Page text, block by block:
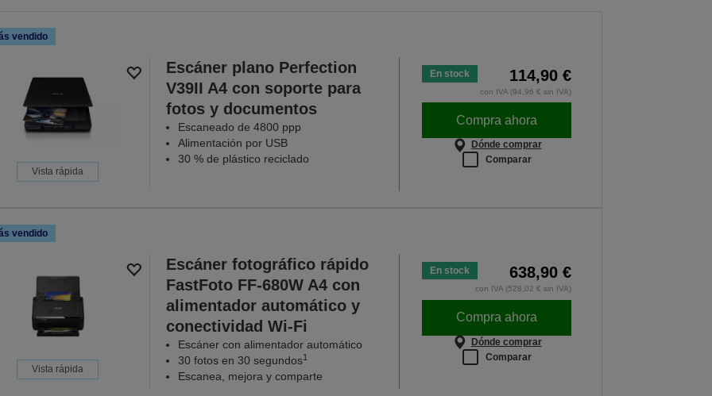
página
vendido
Vista rápida
Escáner plano Perfection
V39II A4 con soporte para
fotos y documentos
Escaneado de 4800 ppp
Alimentación por USB
30 % de plástico reciclado
En stock 114,90 €
con IVA (94,96 € sin IVA)
Compra ahora
Dónde comprar
Comparar
vendido
Vista rápida
Escáner fotográfico rápido
FastFoto FF-680W A4 con
alimentador automático y
conectividad Wi-Fi
Escáner con alimentador automático
30 fotos en 30 segundos1
Escanea, mejora y comparte
En stock 638,90 €
con IVA (528,02 € sin IVA)
Compra ahora
Dónde comprar
Comparar